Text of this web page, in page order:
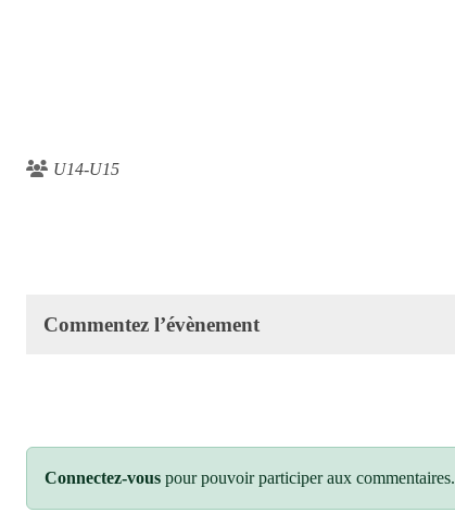
U14-U15
Commentez l’évènement
Connectez-vous pour pouvoir participer aux commentaires.